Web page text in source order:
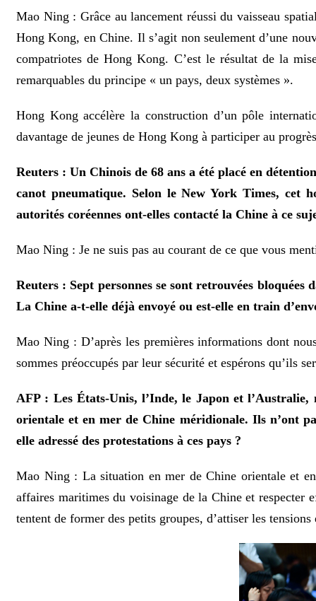
Mao Ning : Grâce au lancement réussi du vaisseau
Hong Kong, en Chine. Il s’agit non seulement d’une
compatriotes de Hong Kong. C’est le résultat de la
remarquables du principe « un pays, deux systèmes ».
Hong Kong accélère la construction d’un pôle
davantage de jeunes de Hong Kong à participer au
Reuters : Un Chinois de 68 ans a été placé en
canot pneumatique. Selon le New York Times, cet
autorités coréennes ont-elles contacté la Chine à ce
Mao Ning : Je ne suis pas au courant de ce que vous
Reuters : Sept personnes se sont retrouvées
La Chine a-t-elle déjà envoyé ou est-elle en train
Mao Ning : D’après les premières informations dont
sommes préoccupés par leur sécurité et espérons qu’ils
AFP : Les États-Unis, l’Inde, le Japon et
orientale et en mer de Chine méridionale. Ils n’ont
elle adressé des protestations à ces pays ?
Mao Ning : La situation en mer de Chine orientale et
affaires maritimes du voisinage de la Chine et
tentent de former des petits groupes, d’attiser les